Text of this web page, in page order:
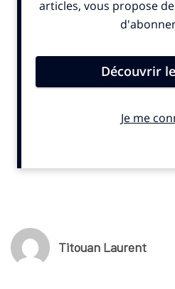
collection indique un communiqué.
Titouan Laurent